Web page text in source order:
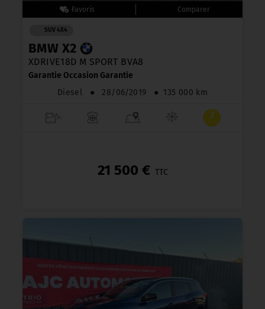
SUV 4X4
BMW X2
XDRIVE18D M SPORT BVA8
Garantie Occasion Garantie
Diesel
● 28/06/2019 ● 135 000 km
21 500 € TTC